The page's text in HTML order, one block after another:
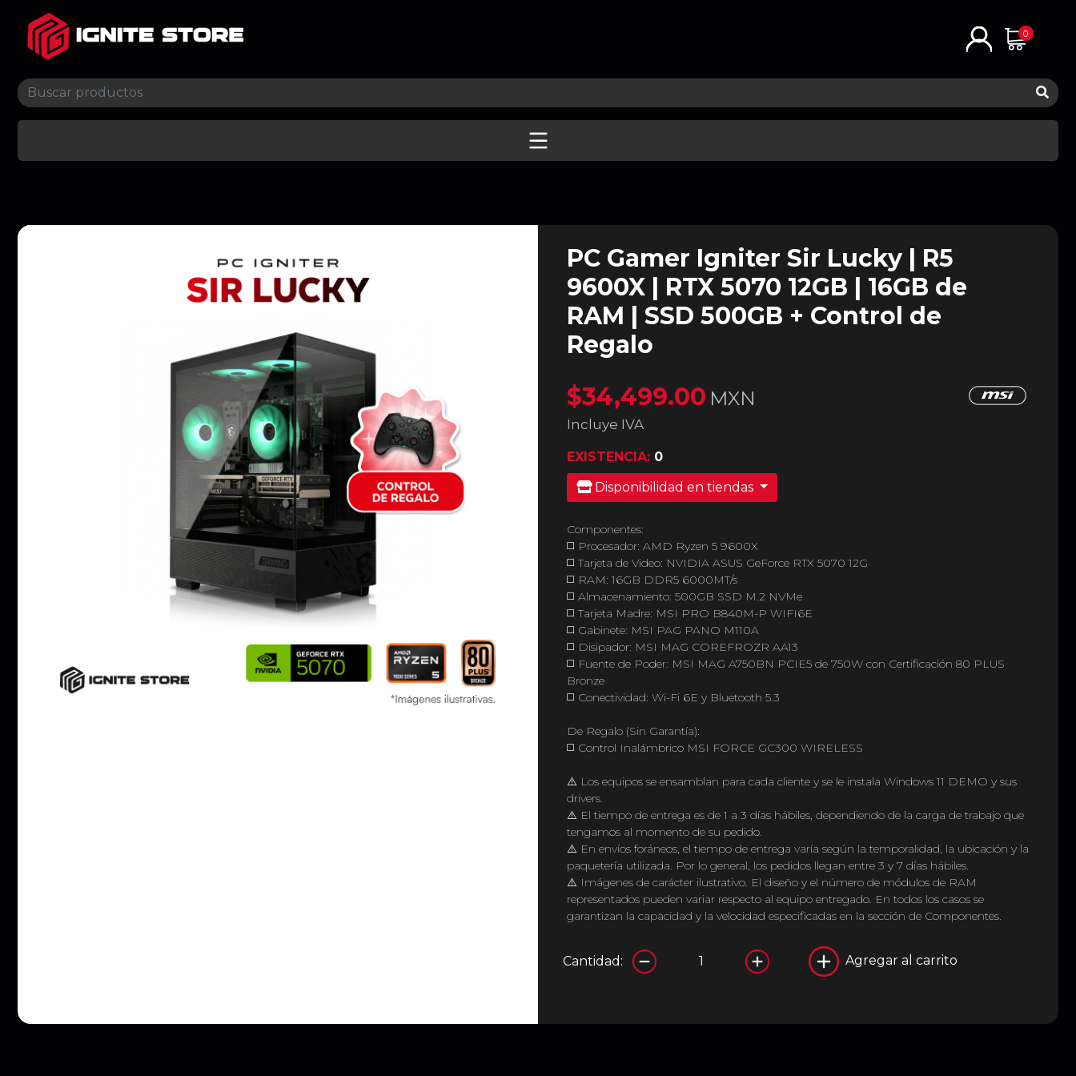
0
PC Gamer Igniter Sir Lucky | R5
9600X | RTX 5070 12GB | 16GB de
RAM | SSD 500GB + Control de
Regalo
$34,499.00 MXN
Incluye IVA
EXISTENCIA: 0
Disponibilidad en tiendas
Componentes:
◻️ Procesador: AMD Ryzen 5 9600X
◻️ Tarjeta de Video: NVIDIA ASUS GeForce RTX 5070 12G
◻️ RAM: 16GB DDR5 6000MT/s
◻️ Almacenamiento: 500GB SSD M.2 NVMe
◻️ Tarjeta Madre: MSI PRO B840M-P WIFI6E
◻️ Gabinete: MSI PAG PANO M110A
◻️ Disipador: MSI MAG COREFROZR AA13
◻️ Fuente de Poder: MSI MAG A750BN PCIE5 de 750W con Certificación 80 PLUS
Bronze
◻️ Conectividad: Wi-Fi 6E y Bluetooth 5.3
De Regalo (Sin Garantía):
◻️ Control Inalámbrico MSI FORCE GC300 WIRELESS
⚠️ Los equipos se ensamblan para cada cliente y se le instala Windows 11 DEMO y sus
drivers.
⚠️ El tiempo de entrega es de 1 a 3 días hábiles, dependiendo de la carga de trabajo que
tengamos al momento de su pedido.
⚠️ En envíos foráneos, el tiempo de entrega varía según la temporalidad, la ubicación y la
paquetería utilizada. Por lo general, los pedidos llegan entre 3 y 7 días hábiles.
⚠️ Imágenes de carácter ilustrativo. El diseño y el número de módulos de RAM
representados pueden variar respecto al equipo entregado. En todos los casos se
garantizan la capacidad y la velocidad especificadas en la sección de Componentes.
Cantidad: Agregar al carrito